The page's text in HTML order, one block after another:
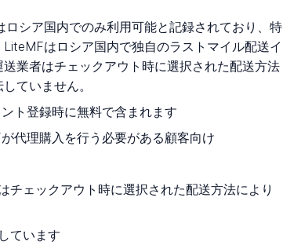
シア国内でのみ利用可能と記録されており、特
はロシア国内で独自のラストマイル配送イ
業者はチェックアウト時に選択された配送方法
ていません。
ト登録時に無料で含まれます
代理購入を行う必要がある顧客向け
ェックアウト時に選択された配送方法により
ています